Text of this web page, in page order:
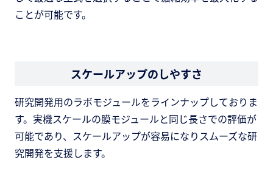
ことが可能です。
スケールアップのしやすさ
研究開発用のラボモジュールをラインナップしておりま
す。実機スケールの膜モジュールと同じ長さでの評価が
可能であり、スケールアップが容易になりスムーズな研
究開発を支援します。